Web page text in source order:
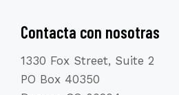
Contacta con nosotras
1330 Fox Street, Suite 2
PO Box 40350